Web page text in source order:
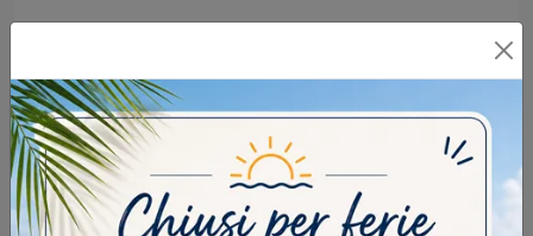
Acconsento all'informativa sullaPrivacy Policy
DOMANDA DI SICUREZZA
Scrivere la parola "Fragole" al singolare